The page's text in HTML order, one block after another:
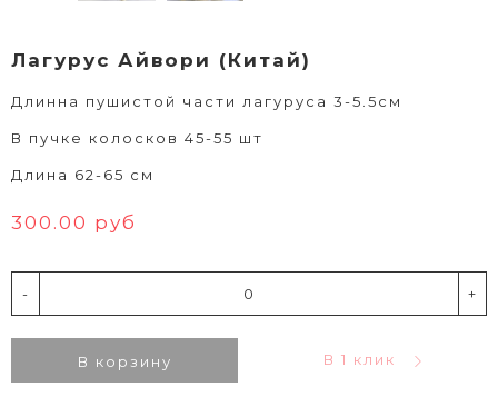
Лагурус Айвори (Китай)
Длинна пушистой части лагуруса 3-5.5см
В пучке колосков 45-55 шт
Длина 62-65 см
300.00 руб
- +
В корзину В 1 клик